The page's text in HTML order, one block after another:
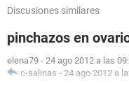
Discusiones similares
pinchazos en
elena79 - 24 ago 2012 a las
c-salinas - 24 ago 2012 a